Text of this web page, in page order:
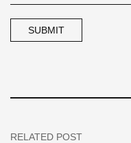
RELATED POST